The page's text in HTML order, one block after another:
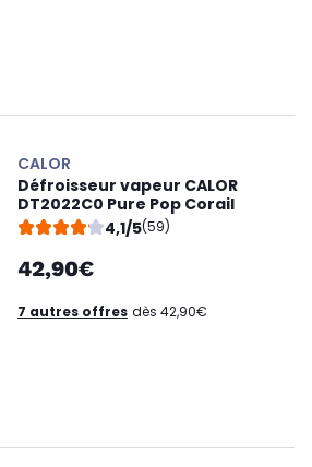
CALOR
Défroisseur vapeur CALOR
DT2022C0 Pure Pop Corail
4,1/5(59)
42,90€
7 autres offres dès 42,90€